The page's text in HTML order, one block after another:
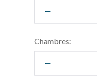
Chambres: